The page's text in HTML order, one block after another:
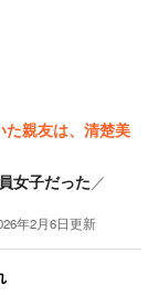
た親友は、清楚美
女子だった ／
年2月6日更新